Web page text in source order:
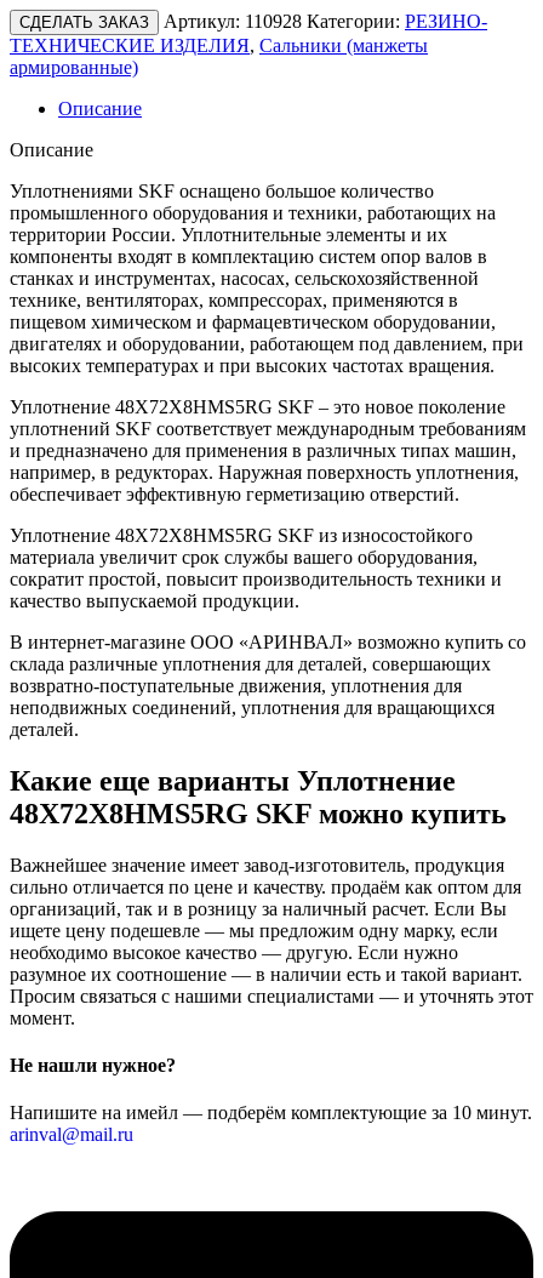
СДЕЛАТЬ ЗАКАЗ Артикул: 110928 Категории: РЕЗИНО-
ТЕХНИЧЕСКИЕ ИЗДЕЛИЯ, Сальники (манжеты
армированные)
Описание
Описание
Уплотнениями SKF оснащено большое количество
промышленного оборудования и техники, работающих на
территории России. Уплотнительные элементы и их
компоненты входят в комплектацию систем опор валов в
станках и инструментах, насосах, сельскохозяйственной
технике, вентиляторах, компрессорах, применяются в
пищевом химическом и фармацевтическом оборудовании,
двигателях и оборудовании, работающем под давлением, при
высоких температурах и при высоких частотах вращения.
Уплотнение 48X72X8HMS5RG SKF – это новое поколение
уплотнений SKF соответствует международным требованиям
и предназначено для применения в различных типах машин,
например, в редукторах. Наружная поверхность уплотнения,
обеспечивает эффективную герметизацию отверстий.
Уплотнение 48X72X8HMS5RG SKF из износостойкого
материала увеличит срок службы вашего оборудования,
сократит простой, повысит производительность техники и
качество выпускаемой продукции.
В интернет-магазине ООО «АРИНВАЛ» возможно купить со
склада различные уплотнения для деталей, совершающих
возвратно-поступательные движения, уплотнения для
неподвижных соединений, уплотнения для вращающихся
деталей.
Какие еще варианты Уплотнение
48X72X8HMS5RG SKF можно купить
Важнейшее значение имеет завод-изготовитель, продукция
сильно отличается по цене и качеству. продаём как оптом для
организаций, так и в розницу за наличный расчет. Если Вы
ищете цену подешевле — мы предложим одну марку, если
необходимо высокое качество — другую. Если нужно
разумное их соотношение — в наличии есть и такой вариант.
Просим связаться с нашими специалистами — и уточнять этот
момент.
Не нашли нужное?
Напишите на имейл — подберём комплектующие за 10 минут.
arinval@mail.ru